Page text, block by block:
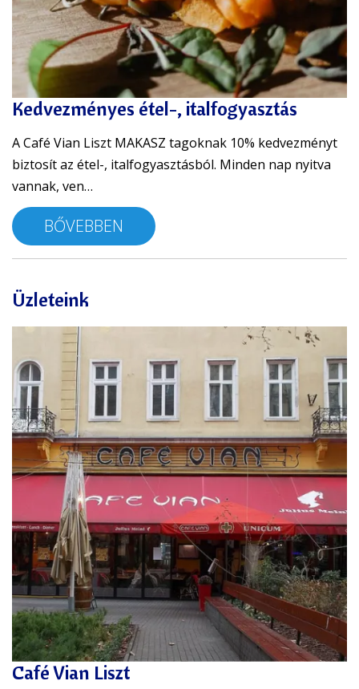
Kedvezményes étel-, italfogyasztás
A Café Vian Liszt MAKASZ tagoknak 10% kedvezményt
biztosít az étel-, italfogyasztásból. Minden nap nyitva
vannak, ven…
BŐVEBBEN
Üzleteink
Café Vian Liszt